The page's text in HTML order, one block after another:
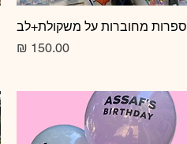
תצוגה מהירה
ספרות מחוברות על משקולת+לב
מחיר